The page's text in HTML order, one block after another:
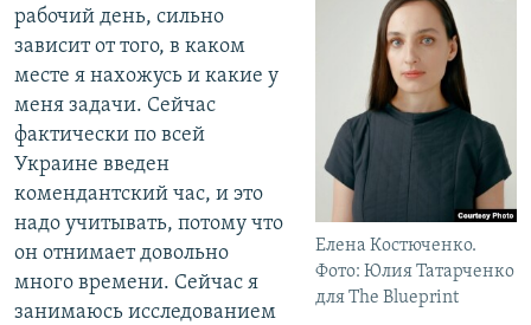
Елена Костюченко.
Фото: Юлия Татарченко
для The Blueprint
рабочий день, сильно
зависит от того, в каком
месте я нахожусь и какие у
меня задачи. Сейчас
фактически по всей
Украине введен
комендантский час, и это
надо учитывать, потому что
он отнимает довольно
много времени. Сейчас я
занимаюсь исследованием